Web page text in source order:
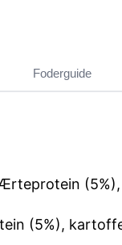
Foderguide
(5%),